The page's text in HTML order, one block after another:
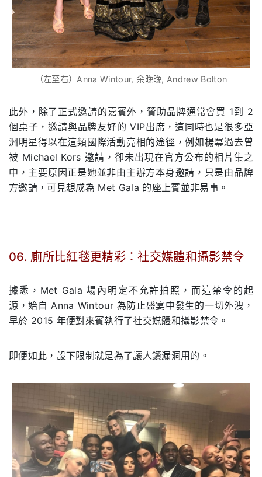
（左至右）Anna Wintour, 余晚晚, Andrew Bolton
此外，除了正式邀請的嘉賓外，贊助品牌通常會買 1到 2
個桌子，邀請與品牌友好的 VIP出席，這同時也是很多亞
洲明星得以在這類國際活動亮相的途徑，例如楊冪過去曾
被 Michael Kors 邀請，卻未出現在官方公布的相片集之
中，主要原因正是她並非由主辦方本身邀請，只是由品牌
方邀請，可見想成為 Met Gala 的座上賓並非易事。
06. 廁所比紅毯更精彩：社交媒體和攝影禁令
據悉，Met Gala 場內明定不允許拍照，而這禁令的起
源，始自 Anna Wintour 為防止盛宴中發生的一切外洩，
早於 2015 年便對來賓執行了社交媒體和攝影禁令。
即便如此，設下限制就是為了讓人鑽漏洞用的。